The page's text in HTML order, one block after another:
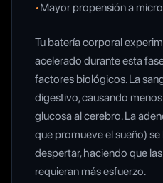
•Mayor propensión a
Tu batería corporal
acelerado durante esta
factores biológicos. La
digestivo, causando
glucosa al cerebro. La
que promueve el sueño)
despertar, haciendo que
requieran más esfuerzo.